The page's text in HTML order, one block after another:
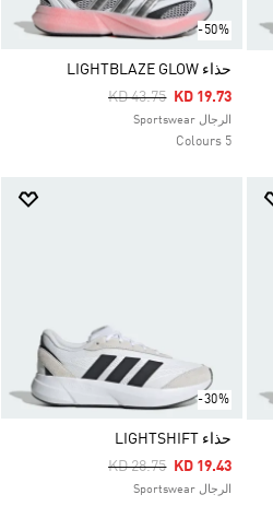
-50%
حذاء LIGHTBLAZE GLOW
Price Reduced From
KD 43.75ToKD 19.73
الرجال Sportswear
5 Colours
-30%
حذاء LIGHTSHIFT
Price Reduced From
KD 28.75ToKD 19.43
الرجال Sportswear